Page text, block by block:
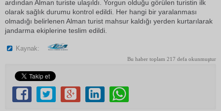
ardından Alman turiste ulaşıldı. Yorgun olduğu görülen turistin ilk
olarak sağlık durumu kontrol edildi. Her hangi bir yaralanması
olmadığı belirlenen Alman turist mahsur kaldığı yerden kurtarılarak
jandarma ekiplerine teslim edildi.
Kaynak:
Bu haber toplam 217 defa okunmuştur